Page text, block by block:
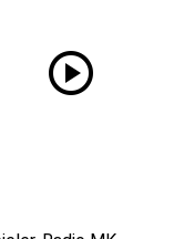
play_circle